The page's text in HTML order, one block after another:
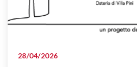
28/04/2026